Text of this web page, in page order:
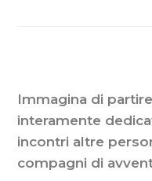
Immagina di
interamente
incontri altre
compagni di